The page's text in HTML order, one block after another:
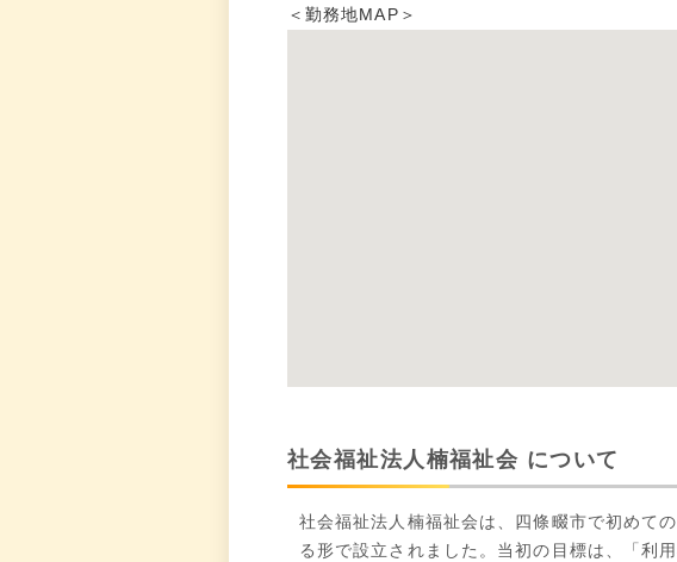
＜勤務地MAP＞
社会福祉法人楠福祉会 について
社会福祉法人楠福祉会は、四條畷市で初めて
る形で設立されました。当初の目標は、「利